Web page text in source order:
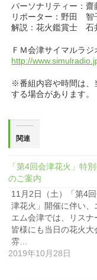
パーソナリティー
リポーター：野田
解説：花火鑑賞士
ＦＭ会津サイマルラジ
http://
※番組内容や時間は
する場合があります。
関連
「第4回会津花火」特
のご案内
11月2日（土）「第4
津花火」開催に伴い、
エム会津では、リスナ
皆様にも当日の花火大
雰…
2019年10月28日